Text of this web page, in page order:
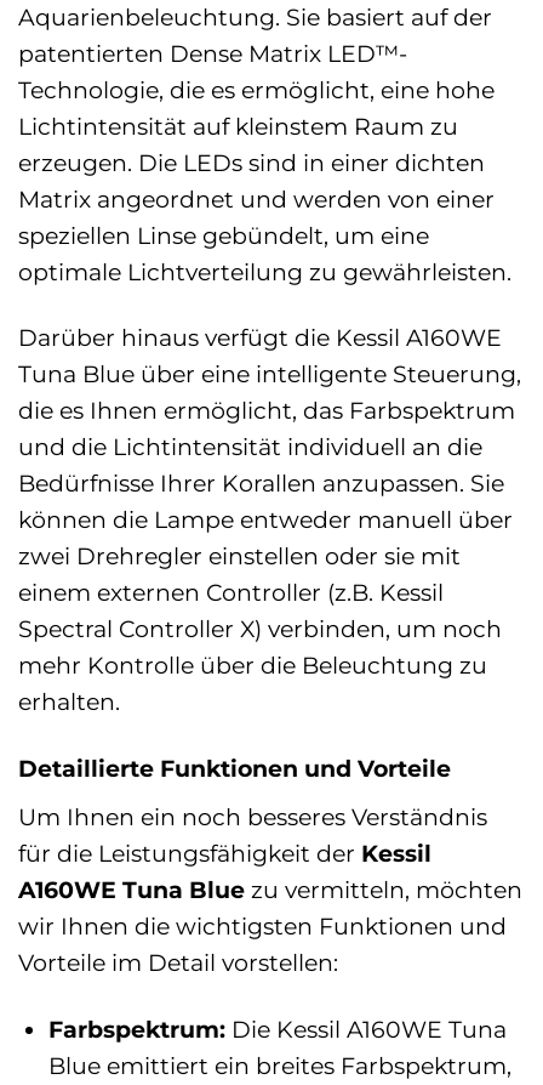
Aquarienbeleuchtung. Sie basiert auf der
patentierten Dense Matrix LED™-
Technologie, die es ermöglicht, eine hohe
Lichtintensität auf kleinstem Raum zu
erzeugen. Die LEDs sind in einer dichten
Matrix angeordnet und werden von einer
speziellen Linse gebündelt, um eine
optimale Lichtverteilung zu gewährleisten.
Darüber hinaus verfügt die Kessil A160WE
Tuna Blue über eine intelligente Steuerung,
die es Ihnen ermöglicht, das Farbspektrum
und die Lichtintensität individuell an die
Bedürfnisse Ihrer Korallen anzupassen. Sie
können die Lampe entweder manuell über
zwei Drehregler einstellen oder sie mit
einem externen Controller (z.B. Kessil
Spectral Controller X) verbinden, um noch
mehr Kontrolle über die Beleuchtung zu
erhalten.
Detaillierte Funktionen und Vorteile
Um Ihnen ein noch besseres Verständnis
für die Leistungsfähigkeit der Kessil
A160WE Tuna Blue zu vermitteln, möchten
wir Ihnen die wichtigsten Funktionen und
Vorteile im Detail vorstellen:
Farbspektrum:Die Kessil A160WE Tuna
Blue emittiert ein breites Farbspektrum,